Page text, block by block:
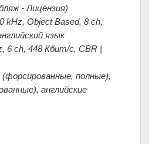
- Лицензия)
kHz, Object Based, 8 ch,
язык
6 ch, 448 Кбит/с, CBR |
полные),
английские